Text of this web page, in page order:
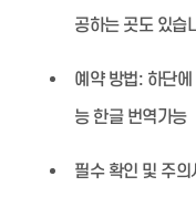
공하는 곳도 있습
예약 방법: 하단
능 한글 번역가능
필수 확인 및 주의